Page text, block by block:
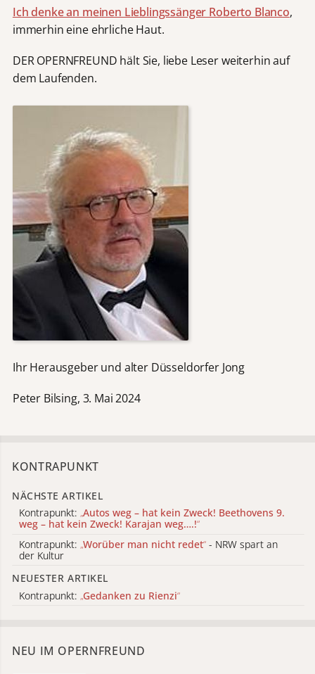
Ich denke an meinen Lieblingssänger Roberto Blanco,
immerhin eine ehrliche Haut.
DER OPERNFREUND hält Sie, liebe Leser weiterhin auf
dem Laufenden.
Ihr Herausgeber und alter Düsseldorfer Jong
Peter Bilsing, 3. Mai 2024
KONTRAPUNKT
NÄCHSTE ARTIKEL
Kontrapunkt: „Autos weg – hat kein Zweck! Beethovens 9.
weg – hat kein Zweck! Karajan weg….!“
Kontrapunkt: „Worüber man nicht redet“ - NRW spart an
der Kultur
NEUESTER ARTIKEL
Kontrapunkt: „Gedanken zu Rienzi“
NEU IM OPERNFREUND